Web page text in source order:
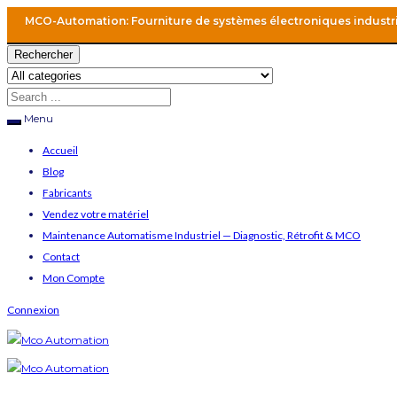
MCO-Automation: Fourniture de systèmes électroniques
Rechercher
Menu
Accueil
Blog
Fabricants
Vendez votre matériel
Maintenance Automatisme Industriel — Diagnostic, Rétrofit & MCO
Contact
Mon Compte
Connexion